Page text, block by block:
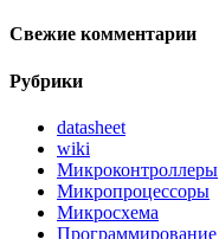
Свежие комментарии
Рубрики
datasheet
wiki
Микроконтроллеры
Микропроцессоры
Микросхема
Программирование